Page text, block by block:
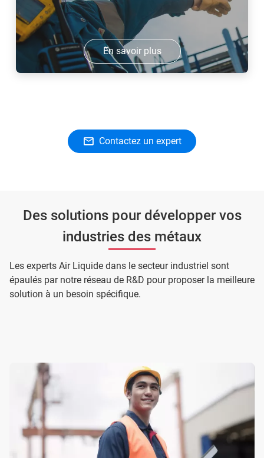
En savoir plus
Contactez un expert
Des solutions pour développer vos
industries des métaux
Les experts Air Liquide dans le secteur industriel sont
épaulés par notre réseau de R&D pour proposer la meilleure
solution à un besoin spécifique.